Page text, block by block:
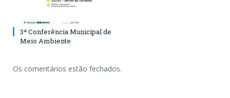
3ª Conferência Municipal de
Meio Ambiente
Os comentários estão fechados.